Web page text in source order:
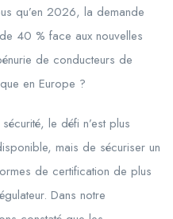
qu’en 2026, la demande
40 % face aux nouvelles
de conducteurs de
en Europe ?
le défi n’est plus
mais de sécuriser un
de certification de plus
Dans notre